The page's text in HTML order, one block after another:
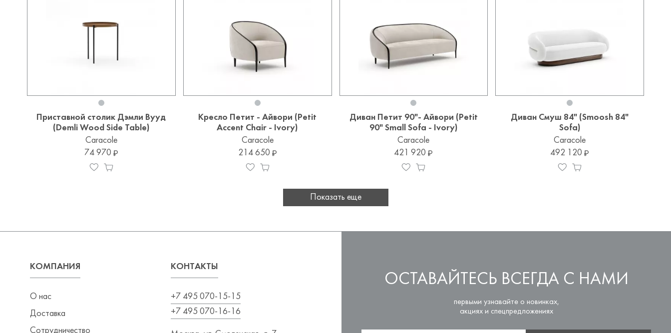
Приставной столик Дэмли Вууд
(Demli Wood Side Table)
Caracole
74 970
Кресло Петит - Айвори (Petit
Accent Chair - Ivory)
Caracole
214 650
Диван Петит 90"- Айвори (Petit
90" Small Sofa - Ivory)
Caracole
421 920
Диван Смуш 84" (Smoosh 84"
Sofa)
Caracole
492 120
Показать еще
КОМПАНИЯ
О нас
Доставка
Сотрудничество
КОНТАКТЫ
+7 495 070-15-15
+7 495 070-16-16
ОСТАВАЙТЕСЬ ВСЕГДА С НАМИ
первыми узнавайте о новинках,
акциях и спецпредложениях